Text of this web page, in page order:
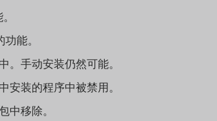
能。
。手动安装仍然可能。
安装的程序中被禁用。
中移除。